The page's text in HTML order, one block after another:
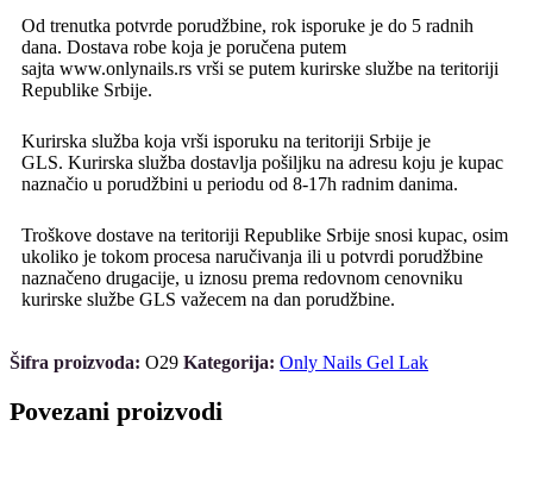
Od trenutka potvrde porudžbine, rok isporuke je do 5 radnih
dana. Dostava robe koja je poručena putem
sajta www.onlynails.rs vrši se putem kurirske službe na teritoriji
Republike Srbije.
Kurirska služba koja vrši isporuku na teritoriji Srbije je
GLS. Kurirska služba dostavlja pošiljku na adresu koju je kupac
naznačio u porudžbini u periodu od 8-17h radnim danima.
Troškove dostave na teritoriji Republike Srbije snosi kupac, osim
ukoliko je tokom procesa naručivanja ili u potvrdi porudžbine
naznačeno drugacije, u iznosu prema redovnom cenovniku
kurirske službe GLS važecem na dan porudžbine.
Šifra proizvoda: O29 Kategorija: Only Nails Gel Lak
Povezani proizvodi